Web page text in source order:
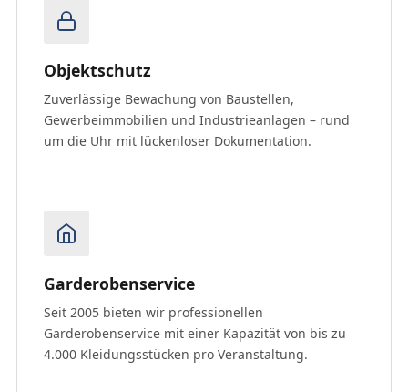
Objektschutz
Zuverlässige Bewachung von Baustellen,
Gewerbeimmobilien und Industrieanlagen – rund
um die Uhr mit lückenloser Dokumentation.
Garderobenservice
Seit 2005 bieten wir professionellen
Garderobenservice mit einer Kapazität von bis zu
4.000 Kleidungsstücken pro Veranstaltung.